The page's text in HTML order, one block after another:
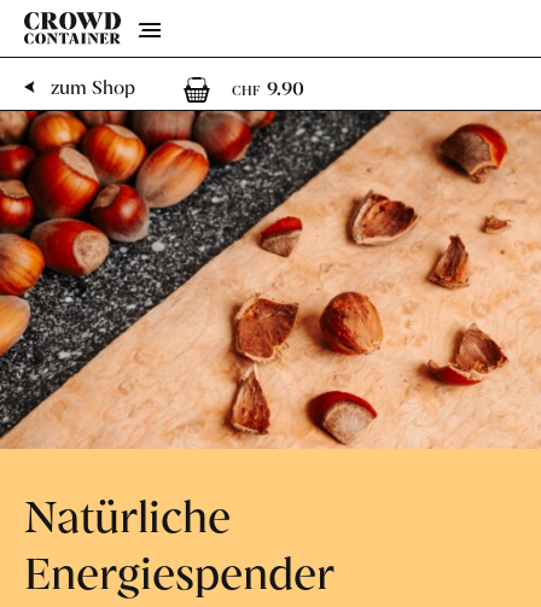
Menu
zum Shop
CHF 9.90
Natürliche
Energiespender